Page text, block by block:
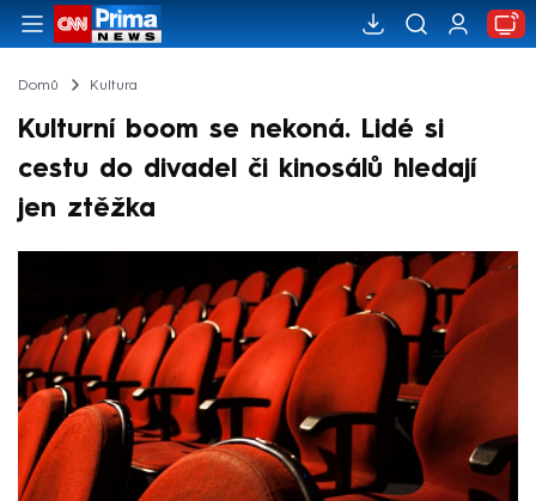
Domů Kultura
Kulturní boom se nekoná. Lidé si
cestu do divadel či kinosálů hledají
jen ztěžka